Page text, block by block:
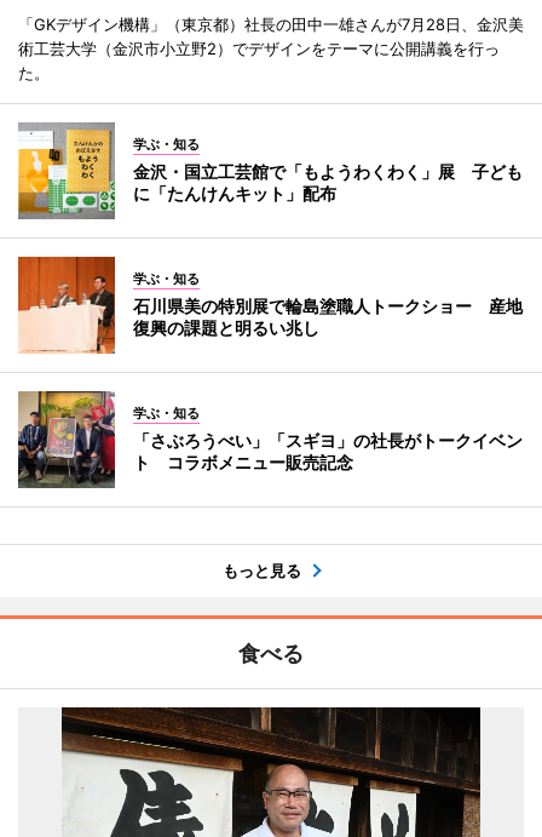
「GKデザイン機構」（東京都）社長の田中一雄さんが7月28日、金沢美
術工芸大学（金沢市小立野2）でデザインをテーマに公開講義を行っ
た。
学ぶ・知る
金沢・国立工芸館で「もようわくわく」展 子ども
に「たんけんキット」配布
学ぶ・知る
石川県美の特別展で輪島塗職人トークショー 産地
復興の課題と明るい兆し
学ぶ・知る
「さぶろうべい」「スギヨ」の社長がトークイベン
ト コラボメニュー販売記念
もっと見る
食べる